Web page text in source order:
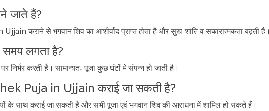
जाते हैं?
कराने से भगवान शिव का आशीर्वाद प्राप्त होता है और सुख-शांति व सकारात्मकता बढ़ती है।
समय लगता है?
निर्भर करती है। सामान्यतः पूजा कुछ घंटों में संपन्न हो जाती है।
Puja in Ujjain कराई जा सकती है?
साथ कराई जा सकती है और सभी पूजा एवं भगवान शिव की आराधना में शामिल हो सकते हैं।